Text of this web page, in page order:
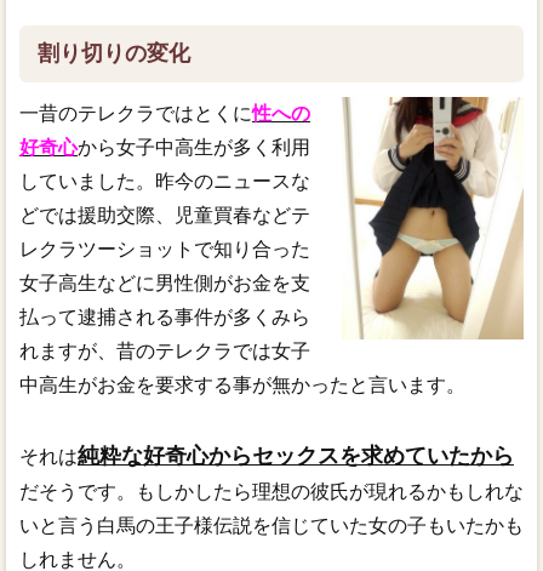
割り切りの変化
一昔のテレクラではとくに性への
好奇心から女子中高生が多く利用
していました。昨今のニュースな
どでは援助交際、児童買春などテ
レクラツーショットで知り合った
女子高生などに男性側がお金を支
払って逮捕される事件が多くみら
れますが、昔のテレクラでは女子
中高生がお金を要求する事が無かったと言います。
それは純粋な好奇心からセックスを求めていたから
だそうです。もしかしたら理想の彼氏が現れるかもしれな
いと言う白馬の王子様伝説を信じていた女の子もいたかも
しれません。